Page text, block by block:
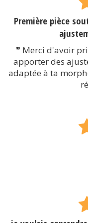
Première pièce
❞ Merci d'avoir
apporter des
adaptée à ta